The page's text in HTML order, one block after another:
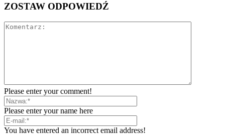
ZOSTAW ODPOWIEDŹ
Please enter your comment!
Please enter your name here
You have entered an incorrect email address!